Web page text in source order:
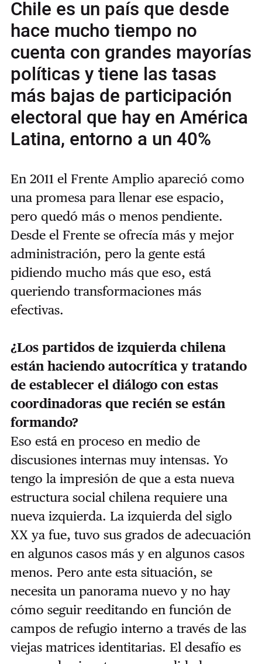
Chile es un país que desde
hace mucho tiempo no
cuenta con grandes mayorías
políticas y tiene las tasas
más bajas de participación
electoral que hay en América
Latina, entorno a un 40%
En 2011 el Frente Amplio apareció como
una promesa para llenar ese espacio,
pero quedó más o menos pendiente.
Desde el Frente se ofrecía más y mejor
administración, pero la gente está
pidiendo mucho más que eso, está
queriendo transformaciones más
efectivas.
¿Los partidos de izquierda chilena
están haciendo autocrítica y tratando
de establecer el diálogo con estas
coordinadoras que recién se están
formando?
Eso está en proceso en medio de
discusiones internas muy intensas. Yo
tengo la impresión de que a esta nueva
estructura social chilena requiere una
nueva izquierda. La izquierda del siglo
XX ya fue, tuvo sus grados de adecuación
en algunos casos más y en algunos casos
menos. Pero ante esta situación, se
necesita un panorama nuevo y no hay
cómo seguir reeditando en función de
campos de refugio interno a través de las
viejas matrices identitarias. El desafío es